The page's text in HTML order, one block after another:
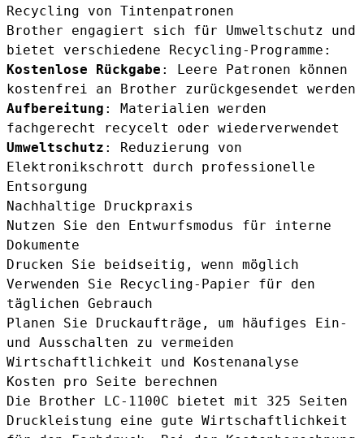
Recycling von Tintenpatronen
Brother engagiert sich für Umweltschutz und
bietet verschiedene Recycling-Programme:
Kostenlose Rückgabe : Leere Patronen können
kostenfrei an Brother zurückgesendet werden
Aufbereitung : Materialien werden
fachgerecht recycelt oder wiederverwendet
Umweltschutz : Reduzierung von
Elektronikschrott durch professionelle
Entsorgung
Nachhaltige Druckpraxis
Nutzen Sie den Entwurfsmodus für interne
Dokumente
Drucken Sie beidseitig, wenn möglich
Verwenden Sie Recycling-Papier für den
täglichen Gebrauch
Planen Sie Druckaufträge, um häufiges Ein-
und Ausschalten zu vermeiden
Wirtschaftlichkeit und Kostenanalyse
Kosten pro Seite berechnen
Die Brother LC-1100C bietet mit 325 Seiten
Druckleistung eine gute Wirtschaftlichkeit